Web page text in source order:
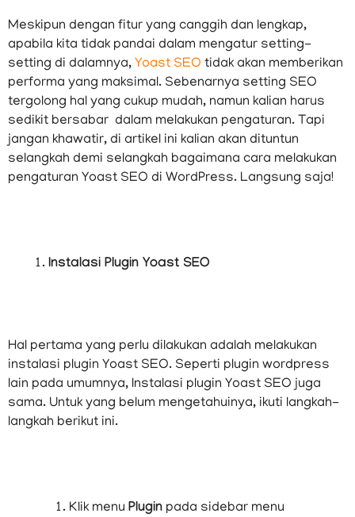
Meskipun dengan fitur yang canggih dan lengkap,
apabila kita tidak pandai dalam mengatur setting-
setting di dalamnya, Yoast SEO tidak akan memberikan
performa yang maksimal. Sebenarnya setting SEO
tergolong hal yang cukup mudah, namun kalian harus
sedikit bersabar dalam melakukan pengaturan. Tapi
jangan khawatir, di artikel ini kalian akan dituntun
selangkah demi selangkah bagaimana cara melakukan
pengaturan Yoast SEO di WordPress. Langsung saja!
Instalasi Plugin Yoast SEO
Hal pertama yang perlu dilakukan adalah melakukan
instalasi plugin Yoast SEO. Seperti plugin wordpress
lain pada umumnya, Instalasi plugin Yoast SEO juga
sama. Untuk yang belum mengetahuinya, ikuti langkah-
langkah berikut ini.
Klik menu Pluginpada sidebar menu